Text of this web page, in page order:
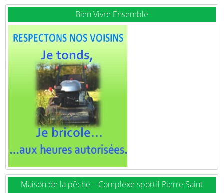
Bien Vivre Ensemble
Maison de la pêche – Complexe sportif Pierre Saint